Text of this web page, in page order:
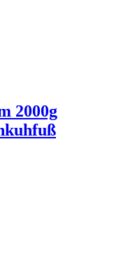
2000g